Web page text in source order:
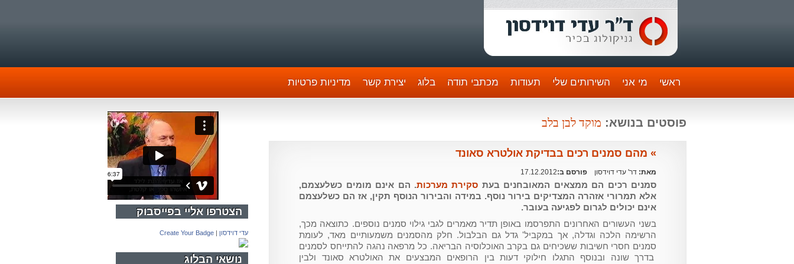
ראשי מי אני השירותים שלי תעודות מכתבי תודה בלוג יצירת קשר מדיניות פרטיות
הצטרפו אליי בפייסבוק
עדי דוידסון |
Create Your Badge
נושאי הבלוג
פוסטים בנושא: מוקד לבן בלב
» מהם סמנים רכים בבדיקת אולטרא סאונד
מאת: דר' עדי דוידסון פורסם ב:17.12.2012
סמנים רכים הם ממצאים המאובחנים בעת סקירת מערכות. הם אינם מומים כשלעצמם,
אלא תמרורי אזהרה המצדיקים בירור נוסף. במידה והבירור הנוסף תקין, אז הם כשלעצמם
אינם יכולים לגרום לפגיעה בעובר.
בשני העשורים האחרונים התפרסמו באופן תדיר מאמרים לגבי גילוי סמנים נוספים. כתוצאה מכך,
הרשימה הלכה וגדלה, אך במקביל' גדל גם הבלבול. חלק מהסמנים משמעותיים מאד, לעומת
סמנים חסרי חשיבות ששכיחים גם בקרב האוכלוסיה הבריאה. כל מרפאה נהגה להתייחס לסמנים
בדרך שונה ובנוסף התגלו חילוקי דעות בין הרופאים המבצעים את האולטרא סאונד ולבין